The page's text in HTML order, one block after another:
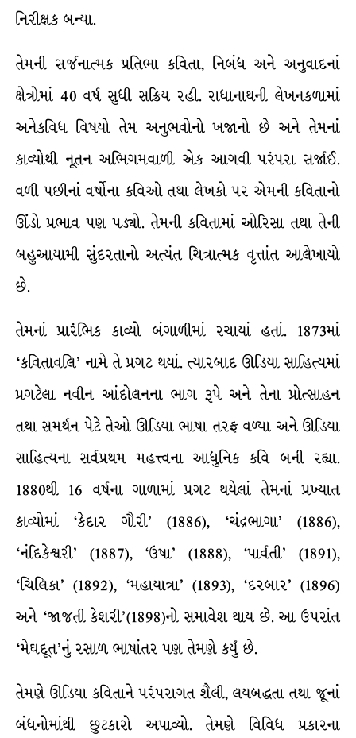
નિરીક્ષક બન્યા.
તેમની સર્જનાત્મક પ્રતિભા કવિતા, નિબંધ અને અનુવાદનાં
ક્ષેત્રોમાં 40 વર્ષ સુધી સક્રિય રહી. રાધાનાથની લેખનકળામાં
અનેકવિધ વિષયો તેમ અનુભવોનો ખજાનો છે અને તેમનાં
કાવ્યોથી નૂતન અભિગમવાળી એક આગવી પરંપરા સર્જાઈ.
વળી પછીનાં વર્ષોના કવિઓ તથા લેખકો પર એમની કવિતાનો
ઊંડો પ્રભાવ પણ પડ્યો. તેમની કવિતામાં ઓરિસા તથા તેની
બહુઆયામી સુંદરતાનો અત્યંત ચિત્રાત્મક વૃત્તાંત આલેખાયો
છે.
તેમનાં પ્રારંભિક કાવ્યો બંગાળીમાં રચાયાં હતાં. 1873માં
‘કવિતાવલિ’ નામે તે પ્રગટ થયાં. ત્યારબાદ ઊડિયા સાહિત્યમાં
પ્રગટેલા નવીન આંદોલનના ભાગ રૂપે અને તેના પ્રોત્સાહન
તથા સમર્થન પેટે તેઓ ઊડિયા ભાષા તરફ વળ્યા અને ઊડિયા
સાહિત્યના સર્વપ્રથમ મહત્ત્વના આધુનિક કવિ બની રહ્યા.
1880થી 16 વર્ષના ગાળામાં પ્રગટ થયેલાં તેમનાં પ્રખ્યાત
કાવ્યોમાં ‘કેદાર ગૌરી’ (1886), ‘ચંદ્રભાગા’ (1886),
‘નંદિકેશ્વરી’ (1887), ‘ઉષા’ (1888), ‘પાર્વતી’ (1891),
‘ચિલિકા’ (1892), ‘મહાયાત્રા’ (1893), ‘દરબાર’ (1896)
અને ‘જાજતી કેશરી’(1898)નો સમાવેશ થાય છે. આ ઉપરાંત
‘મેઘદૂત’નું રસાળ ભાષાંતર પણ તેમણે કર્યું છે.
તેમણે ઊડિયા કવિતાને પરંપરાગત શૈલી, લયબદ્ધતા તથા જૂનાં
બંધનોમાંથી છુટકારો અપાવ્યો. તેમણે વિવિધ પ્રકારના